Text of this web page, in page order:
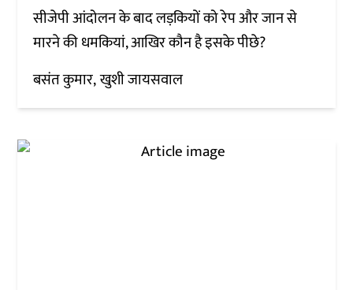
सीजेपी आंदोलन के बाद लड़कियों को रेप और जान से
मारने की धमकियां, आखिर कौन है इसके पीछे?
बसंत कुमार खुशी जायसवाल